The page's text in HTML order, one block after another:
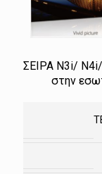
ΣΕΙΡΑ Ν3i/
στην